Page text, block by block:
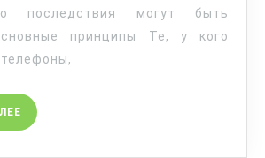
последствия могут быть
принципы Те, у кого